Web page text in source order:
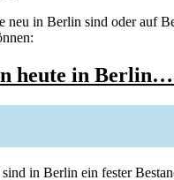
neu in Berlin sind oder auf
heute in
in Berlin ein fester